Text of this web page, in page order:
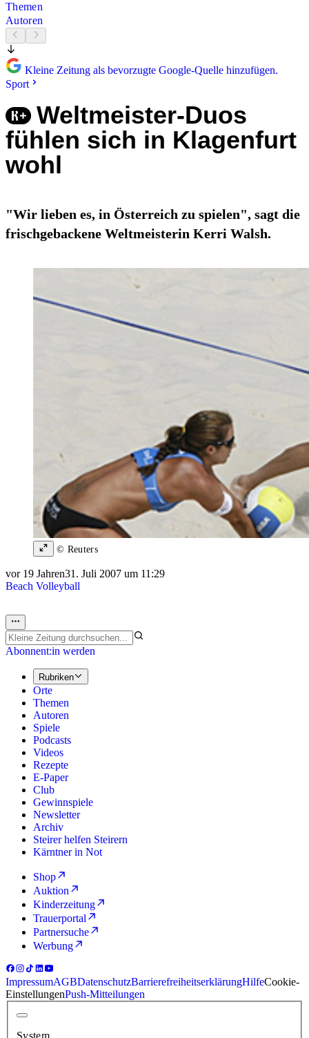
Themen
Autoren
Kleine Zeitung als bevorzugte Google-Quelle hinzufügen.
Sport
Weltmeister-Duos
fühlen sich in Klagenfurt
wohl
"Wir lieben es, in Österreich zu spielen", sagt die
frischgebackene Weltmeisterin Kerri Walsh.
© Reuters
vor 19 Jahren31. Juli 2007 um 11:29
Beach Volleyball
Abonnent:in werden
Rubriken
Orte
Themen
Autoren
Spiele
Podcasts
Videos
Rezepte
E-Paper
Club
Gewinnspiele
Newsletter
Archiv
Steirer helfen Steirern
Kärntner in Not
Shop
Auktion
Kinderzeitung
Trauerportal
Partnersuche
Werbung
ImpressumAGBDatenschutzBarrierefreiheitserklärungHilfeCookie-
EinstellungenPush-Mitteilungen